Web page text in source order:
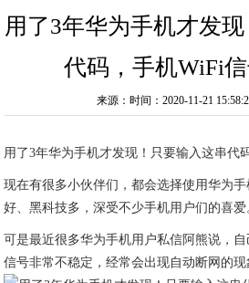
用了3年华为手机才发
代码，手机WiFi
来源：时间：2020-11-21
用了3年华为手机才发现！只要输入这串代
现在有很多小伙伴们，都会选择使用华为
好、黑科技多，深受不少手机用户们的喜爱
可是最近很多华为手机用户私信阿熊说，自
信号非常不稳定，经常会出现自动断网的现